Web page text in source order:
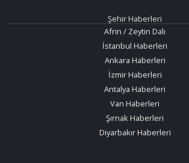
Şehir Haberleri
Afrin / Zeytin Dalı
İstanbul Haberleri
Ankara Haberleri
İzmir Haberleri
Antalya Haberleri
Van Haberleri
Şırnak Haberleri
Diyarbakır Haberleri